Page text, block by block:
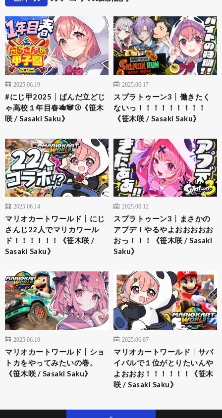
2025.06.19
#にじ甲2025┊︎ぱんだ立どじ
ゃ高校１年目春🎋🐼⚾️《笹木
咲 / Sasaki Saku》
2025.06.17
スプラトゥーン3┊︎働きたく
ないっ！！！！！！！！！
《笹木咲 / Sasaki Saku》
2025.06.14
マリオカートワールド┊︎にじ
さんじ22人でマリカワール
ド！！！！！！《笹木咲 /
Sasaki Saku》
2025.06.12
スプラトゥーン3┊︎まさかの
アプデ！やるやよおおおおお
おっ！！！《笹木咲 / Sasaki
Saku》
2025.06.10
マリオカートワールド┊︎ショ
トカをやってみたいの巻。
《笹木咲 / Sasaki Saku》
2025.06.07
マリオカートワールド┊︎サバ
イバルで１位がとりたいんや
よおおお！！！！！！《笹木
咲 / Sasaki Saku》